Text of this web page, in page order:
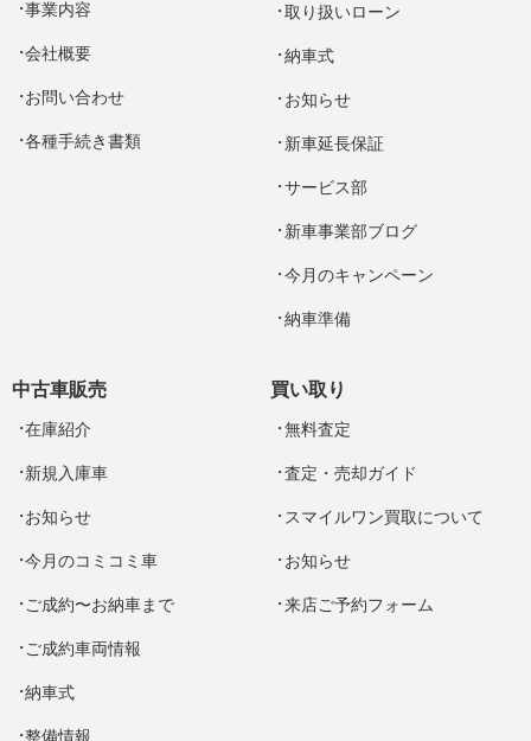
事業内容
会社概要
お問い合わせ
各種手続き書類
取り扱いローン
納車式
お知らせ
新車延長保証
サービス部
新車事業部ブログ
今月のキャンペーン
納車準備
中古車販売
在庫紹介
新規入庫車
お知らせ
今月のコミコミ車
ご成約〜お納車まで
ご成約車両情報
納車式
整備情報
買い取り
無料査定
査定・売却ガイド
スマイルワン買取について
お知らせ
来店ご予約フォーム